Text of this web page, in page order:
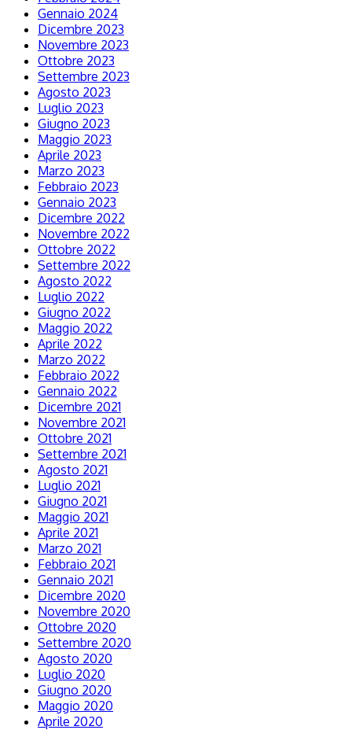
Gennaio 2024
Dicembre 2023
Novembre 2023
Ottobre 2023
Settembre 2023
Agosto 2023
Luglio 2023
Giugno 2023
Maggio 2023
Aprile 2023
Marzo 2023
Febbraio 2023
Gennaio 2023
Dicembre 2022
Novembre 2022
Ottobre 2022
Settembre 2022
Agosto 2022
Luglio 2022
Giugno 2022
Maggio 2022
Aprile 2022
Marzo 2022
Febbraio 2022
Gennaio 2022
Dicembre 2021
Novembre 2021
Ottobre 2021
Settembre 2021
Agosto 2021
Luglio 2021
Giugno 2021
Maggio 2021
Aprile 2021
Marzo 2021
Febbraio 2021
Gennaio 2021
Dicembre 2020
Novembre 2020
Ottobre 2020
Settembre 2020
Agosto 2020
Luglio 2020
Giugno 2020
Maggio 2020
Aprile 2020